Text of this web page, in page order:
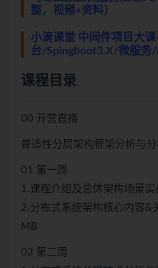
整，视频+资料）
小滴课堂 中间件项目大
台/Spingboot3.X/微服务
课程目录
00 开营直播
普适性分层架构框架分析与
01 第一周
1.课程介绍及总体架构场景
2.分布式系统架构核心内容&
MB
02 第二周